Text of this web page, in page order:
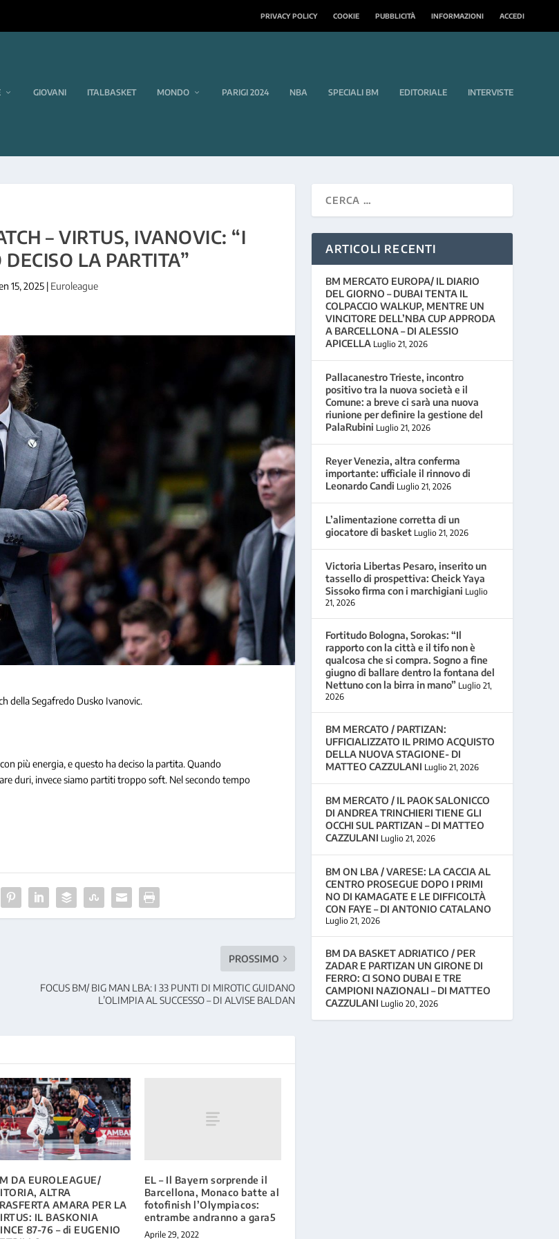
PRIVACY POLICY COOKIE PUBBLICITÀ INFORMAZIONI ACCEDI
GIOVANI ITALBASKET MONDO PARIGI 2024 NBA SPECIALI BM EDITORIALE INTERVISTE
– VIRTUS, IVANOVIC: “I
LA PARTITA”
15, 2025 | Euroleague
della Segafredo Dusko Ivanovic.
più energia, e questo ha deciso la partita. Quando
duri, invece siamo partiti troppo soft. Nel secondo tempo
PROSSIMO
FOCUS BM/ BIG MAN LBA: I 33 PUNTI DI MIROTIC GUIDANO
L’OLIMPIA AL SUCCESSO – DI ALVISE BALDAN
DA EUROLEAGUE/
ALTRA
AMARA PER LA
IL BASKONIA
87-76 – di EUGENIO
EL – Il Bayern sorprende il
Barcellona, Monaco batte al
fotofinish l’Olympiacos:
entrambe andranno a gara5
Aprile 29, 2022
ARTICOLI RECENTI
BM MERCATO EUROPA/ IL DIARIO
DEL GIORNO – DUBAI TENTA IL
COLPACCIO WALKUP, MENTRE UN
VINCITORE DELL’NBA CUP APPRODA
A BARCELLONA – DI ALESSIO
APICELLA Luglio 21, 2026
Pallacanestro Trieste, incontro
positivo tra la nuova società e il
Comune: a breve ci sarà una nuova
riunione per definire la gestione del
PalaRubini Luglio 21, 2026
Reyer Venezia, altra conferma
importante: ufficiale il rinnovo di
Leonardo Candi Luglio 21, 2026
L’alimentazione corretta di un
giocatore di basket Luglio 21, 2026
Victoria Libertas Pesaro, inserito un
tassello di prospettiva: Cheick Yaya
Sissoko firma con i marchigiani Luglio
21, 2026
Fortitudo Bologna, Sorokas: “Il
rapporto con la città e il tifo non è
qualcosa che si compra. Sogno a fine
giugno di ballare dentro la fontana del
Nettuno con la birra in mano” Luglio 21,
2026
BM MERCATO / PARTIZAN:
UFFICIALIZZATO IL PRIMO ACQUISTO
DELLA NUOVA STAGIONE- DI
MATTEO CAZZULANI Luglio 21, 2026
BM MERCATO / IL PAOK SALONICCO
DI ANDREA TRINCHIERI TIENE GLI
OCCHI SUL PARTIZAN – DI MATTEO
CAZZULANI Luglio 21, 2026
BM ON LBA / VARESE: LA CACCIA AL
CENTRO PROSEGUE DOPO I PRIMI
NO DI KAMAGATE E LE DIFFICOLTÀ
CON FAYE – DI ANTONIO CATALANO
Luglio 21, 2026
BM DA BASKET ADRIATICO / PER
ZADAR E PARTIZAN UN GIRONE DI
FERRO: CI SONO DUBAI E TRE
CAMPIONI NAZIONALI – DI MATTEO
CAZZULANI Luglio 20, 2026